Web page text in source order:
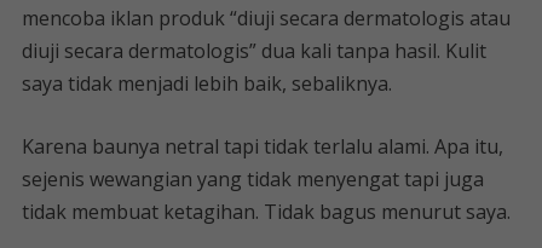
mencoba iklan produk “diuji secara dermatologis atau
diuji secara dermatologis” dua kali tanpa hasil. Kulit
saya tidak menjadi lebih baik, sebaliknya.
Karena baunya netral tapi tidak terlalu alami. Apa itu,
sejenis wewangian yang tidak menyengat tapi juga
tidak membuat ketagihan. Tidak bagus menurut saya.